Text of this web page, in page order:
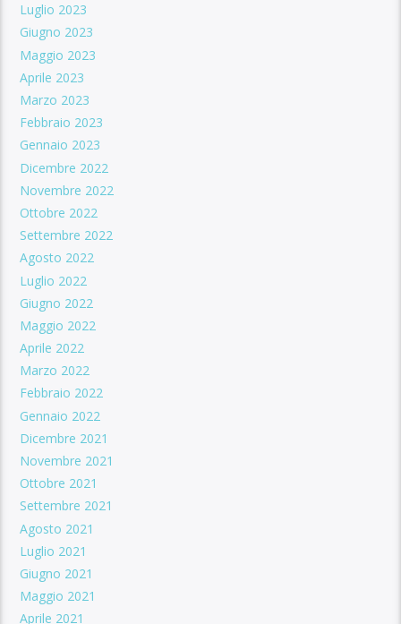
Luglio 2023
Giugno 2023
Maggio 2023
Aprile 2023
Marzo 2023
Febbraio 2023
Gennaio 2023
Dicembre 2022
Novembre 2022
Ottobre 2022
Settembre 2022
Agosto 2022
Luglio 2022
Giugno 2022
Maggio 2022
Aprile 2022
Marzo 2022
Febbraio 2022
Gennaio 2022
Dicembre 2021
Novembre 2021
Ottobre 2021
Settembre 2021
Agosto 2021
Luglio 2021
Giugno 2021
Maggio 2021
Aprile 2021